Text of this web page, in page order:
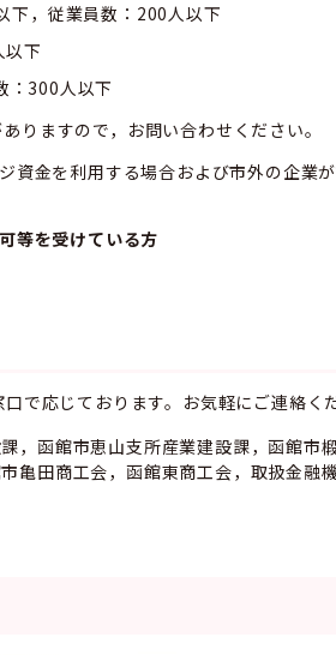
下，従業員数：200人以下
下
：300人以下
りますので，お問い合わせください。
資金を利用する場合および市外の企業
等を受けている方
で応じております。お気軽にご連絡く
，函館市恵山支所産業建設課，函館市
亀田商工会，函館東商工会，取扱金融